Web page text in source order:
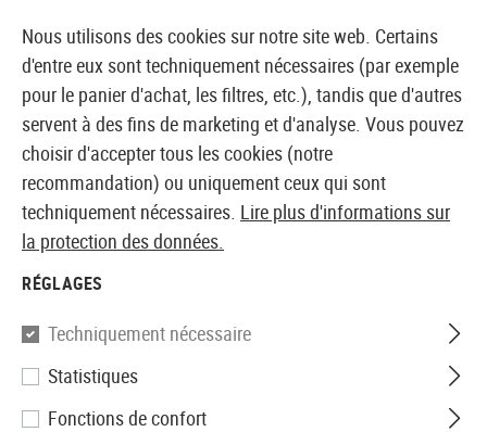
BOUTIQUE ET GROSSISTE EUROPÉEN AIRSOFT
Accueil Equipments Équipement de protection et
SwissEye
Maverick
Nous utilisons des cookies sur notre site web. Certains
d'entre eux sont techniquement nécessaires (par exemple
pour le panier d'achat, les filtres, etc.), tandis que d'autres
servent à des fins de marketing et d'analyse. Vous pouvez
choisir d'accepter tous les cookies (notre
recommandation) ou uniquement ceux qui sont
techniquement nécessaires. Lire plus d'informations sur
la protection des données.
RÉGLAGES
Techniquement nécessaire
Statistiques
Fonctions de confort